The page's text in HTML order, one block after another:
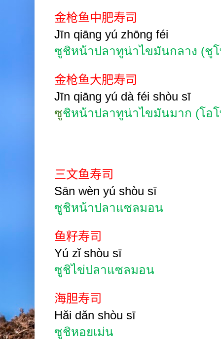
金枪鱼中肥寿司
Jīn qiāng yú zhōng féi
ซูชิหน้าปลาทูน่าไขมันกลาง (ชูโ
金枪鱼大肥寿司
Jīn qiāng yú dà féi shòu sī
ซูชิหน้าปลาทูน่าไขมันมาก (โอโ
三文鱼寿司
Sān wèn yú shòu sī
ซูชิหน้าปลาแซลมอน
鱼籽寿司
Yú zǐ shòu sī
ซูชิไข่ปลาแซลมอน
海胆寿司
Hǎi dǎn shòu sī
ซูชิหอยเม่น